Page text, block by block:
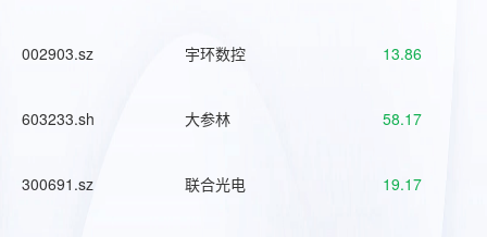
002903.sz 宇环数控 13.86
603233.sh 大参林 58.17
300691.sz 联合光电 19.17